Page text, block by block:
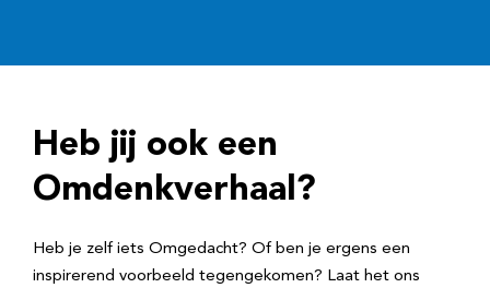
r
e
Heb jij ook een
Omdenkverhaal?
Heb je zelf iets Omgedacht? Of ben je ergens een
inspirerend voorbeeld tegengekomen? Laat het ons